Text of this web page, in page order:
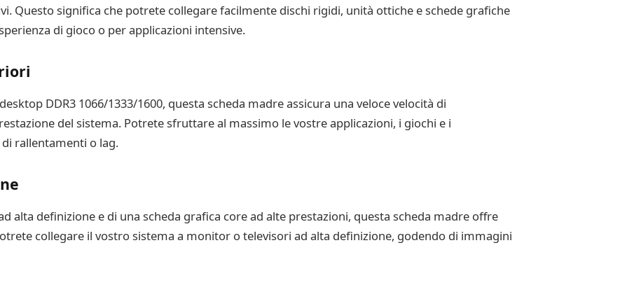
Questo significa che potrete collegare facilmente dischi rigidi, unità ottiche e schede grafiche
di gioco o per applicazioni intensive.
DDR3 1066/1333/1600, questa scheda madre assicura una veloce velocità di
del sistema. Potrete sfruttare al massimo le vostre applicazioni, i giochi e i
rallentamenti o lag.
alta definizione e di una scheda grafica core ad alte prestazioni, questa scheda madre offre
collegare il vostro sistema a monitor o televisori ad alta definizione, godendo di immagini